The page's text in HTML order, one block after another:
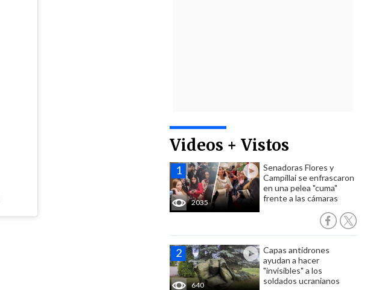
Videos + Vistos
2035
Senadoras Flores y
Campillai se enfrascaron
en una pelea "cuma"
frente a las cámaras
640
Capas antidrones
ayudan a hacer
"invisibles" a los
soldados ucranianos